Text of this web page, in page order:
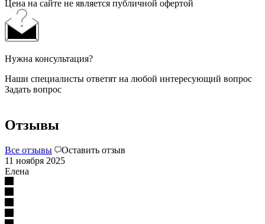
Цена на сайте не является публичной офертой
Нужна консультация?
Наши специалисты ответят на любой интересующий вопрос
Задать вопрос
Отзывы
Все отзывы
Оставить отзыв
11 ноября 2025
Елена